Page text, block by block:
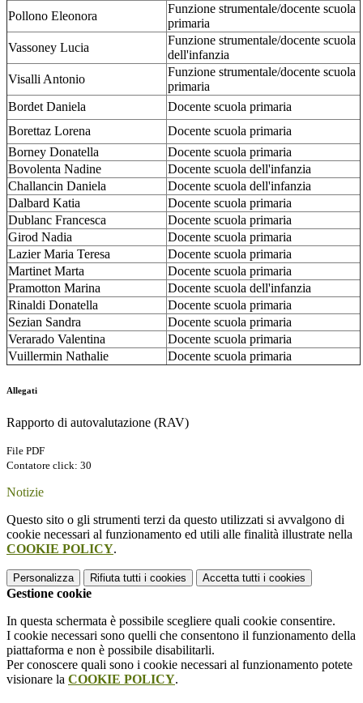
Pollono Eleonora
Funzione strumentale/docente scuola
primaria
Vassoney Lucia
Funzione strumentale/docente scuola
dell'infanzia
Visalli Antonio
Funzione strumentale/docente scuola
primaria
Bordet Daniela
Docente scuola primaria
Borettaz Lorena
Docente scuola primaria
Borney Donatella
Docente scuola primaria
Bovolenta Nadine
Docente scuola dell'infanzia
Challancin Daniela
Docente scuola dell'infanzia
Dalbard Katia
Docente scuola primaria
Dublanc Francesca
Docente scuola primaria
Girod Nadia
Docente scuola primaria
Lazier Maria Teresa
Docente scuola primaria
Martinet Marta
Docente scuola primaria
Pramotton Marina
Docente scuola dell'infanzia
Rinaldi Donatella
Docente scuola primaria
Sezian Sandra
Docente scuola primaria
Verarado Valentina
Docente scuola primaria
Vuillermin Nathalie
Docente scuola primaria
Allegati
Rapporto di autovalutazione (RAV)
File PDF
Contatore click: 30
Notizie
Questo sito o gli strumenti terzi da questo utilizzati si avvalgono di
cookie necessari al funzionamento ed utili alle finalità illustrate nella
COOKIE POLICY.
Personalizza Rifiuta tutti i cookies Accetta tutti i cookies
Gestione cookie
In questa schermata è possibile scegliere quali cookie consentire.
I cookie necessari sono quelli che consentono il funzionamento della
piattaforma e non è possibile disabilitarli.
Per conoscere quali sono i cookie necessari al funzionamento potete
visionare la COOKIE POLICY.